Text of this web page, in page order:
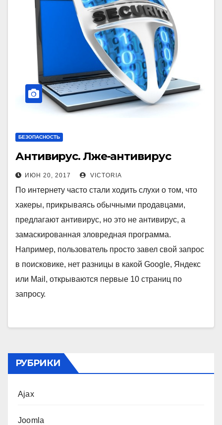
БЕЗОПАСНОСТЬ
Антивирус. Лже-антивирус
ИЮН 20, 2017 VICTORIA
По интернету часто стали ходить слухи о том, что
хакеры, прикрываясь обычными продавцами,
предлагают антивирус, но это не антивирус, а
замаскированная зловредная программа.
Например, пользователь просто завел свой запрос
в поисковике, нет разницы в какой Google, Яндекс
или Mail, открываются первые 10 страниц по
запросу.
РУБРИКИ
Ajax
Joomla